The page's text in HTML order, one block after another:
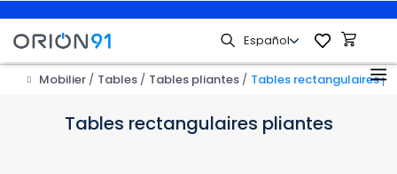
Mobilier Tables Tables pliantes Tables rectangulaires
Tables rectangulaires pliantes